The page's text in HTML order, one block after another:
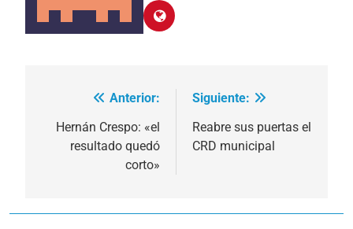
Navegación
de
Anterior:
Hernán Crespo: «el
resultado quedó
corto»
Siguiente:
Reabre sus puertas el
CRD municipal